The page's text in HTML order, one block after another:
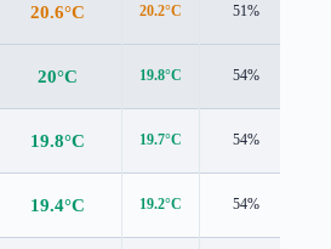
20.6°C 20.2°C 51%
20°C 19.8°C 54%
19.8°C 19.7°C 54%
19.4°C 19.2°C 54%